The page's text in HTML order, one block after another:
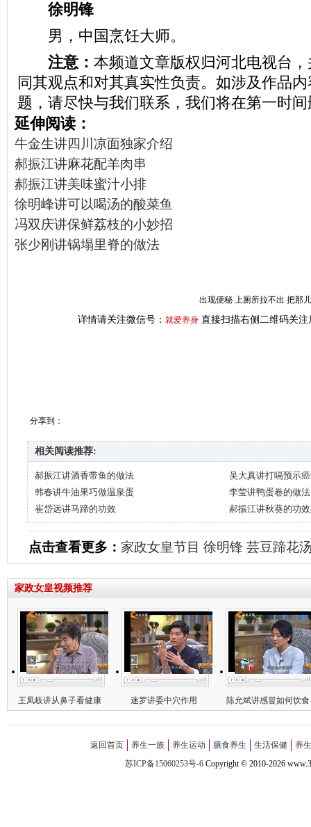
徐明锋
男，中国烹饪大师。
注意： 本频道文章版权归河北电视台
同其观点和对其真实性负责。如涉及作品
题，请尽快与我们联系，我们将在第一时
延伸阅读：
牛金生讲四川凉面独家介绍
郝振江讲麻花配羊肉串
郝振江讲美味蜜汁小排
徐明峰讲可以喝汤的酸菜鱼
冯双庆讲保鲜荔枝的小妙招
张少刚讲锅塌里脊的做法
出现便秘 上厕所拉不出 把那
详情请关注微信号： 就爱养身 直接扫描右侧二维码关注
分享到：
相关阅读推荐:
郝振江讲酒香带鱼的做法
吴大真讲打嗝预示
韩春讲牛油果巧做温泉蛋
李莹讲鸭蛋卷的做法
崔岱远讲马蹄的功效
郝振江讲秋葵的功
点击查看更多： 家政女皇节目 徐明锋 芸豆蹄花
家政女皇视频推荐
王凤岐讲从鼻子看健康 迷罗讲委中穴作用 陈允斌讲感冒如何饮食
返回首页 养生一族 养生运动 膳食养生 生活保健
养
苏ICP备15060253号-6Copyright©2010-2026